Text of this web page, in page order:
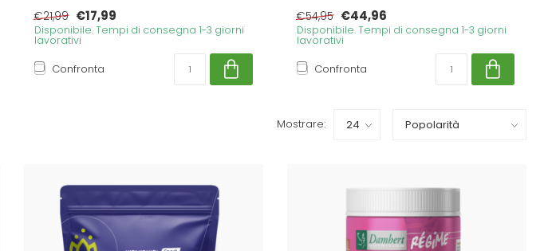
€21,99 €17,99
Disponibile. Tempi di consegna 1-3 giorni
lavorativi
Confronta
€54,95 €44,96
Disponibile. Tempi di consegna 1-3 giorni
lavorativi
Confronta
Mostrare: